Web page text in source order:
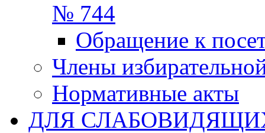
№ 744
Обращение к
Члены
Нормативные акты
ДЛЯ